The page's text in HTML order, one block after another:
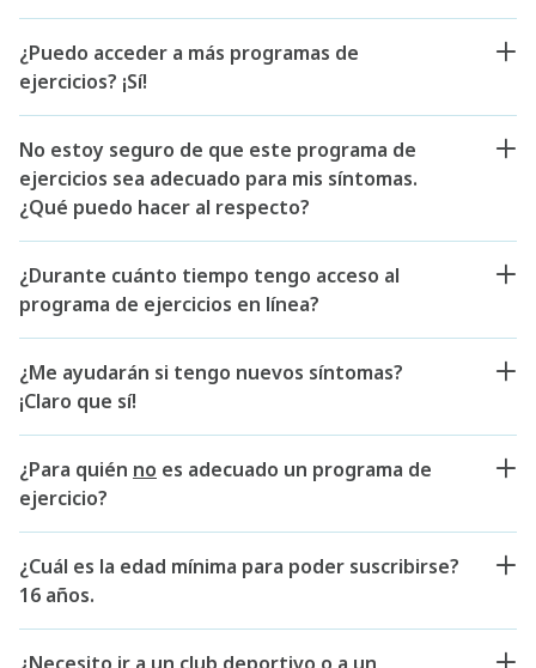
¿Puedo acceder a más programas de
ejercicios? ¡Sí!
No estoy seguro de que este programa de
ejercicios sea adecuado para mis síntomas.
¿Qué puedo hacer al respecto?
¿Durante cuánto tiempo tengo acceso al
programa de ejercicios en línea?
¿Me ayudarán si tengo nuevos síntomas?
¡Claro que sí!
¿Para quién no es adecuado un programa de
ejercicio?
¿Cuál es la edad mínima para poder suscribirse?
16 años.